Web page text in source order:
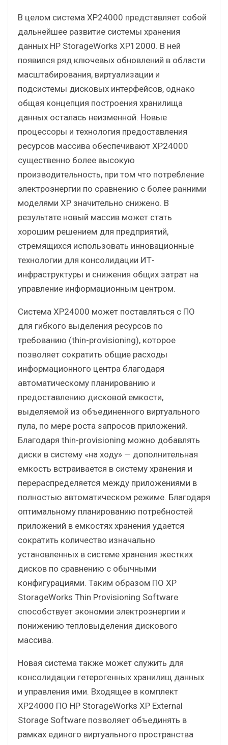
В целом система XP24000 представляет собой
дальнейшее развитие системы хранения
данных НР StorageWorks XP12000. В ней
появился ряд ключевых обновлений в области
масштабирования, виртуализации и
подсистемы дисковых интерфейсов, однако
общая концепция построения хранилища
данных осталась неизменной. Новые
процессоры и технология предоставления
ресурсов массива обеспечивают XP24000
существенно более высокую
производительность, при том что потребление
электроэнергии по сравнению с более ранними
моделями ХР значительно снижено. В
результате новый массив может стать
хорошим решением для предприятий,
стремящихся использовать инновационные
технологии для консолидации ИТ-
инфраструктуры и снижения общих затрат на
управление информационным центром.
Система XP24000 может поставляться с ПО
для гибкого выделения ресурсов по
требованию (thin-provisioning), которое
позволяет сократить общие расходы
информационного центра благодаря
автоматическому планированию и
предоставлению дисковой емкости,
выделяемой из объединенного виртуального
пула, по мере роста запросов приложений.
Благодаря thin-provisioning можно добавлять
диски в систему «на ходу» — дополнительная
емкость встраивается в систему хранения и
перераспределяется между приложениями в
полностью автоматическом режиме. Благодаря
оптимальному планированию потребностей
приложений в емкостях хранения удается
сократить количество изначально
установленных в системе хранения жестких
дисков по сравнению с обычными
конфигурациями. Таким образом ПО XP
StorageWorks Thin Provisioning Software
способствует экономии электроэнергии и
понижению тепловыделения дискового
массива.
Новая система также может служить для
консолидации гетерогенных хранилищ данных
и управления ими. Входящее в комплект
XP24000 ПО HP StorageWorks XP External
Storage Software позволяет объединять в
рамках единого виртуального пространства